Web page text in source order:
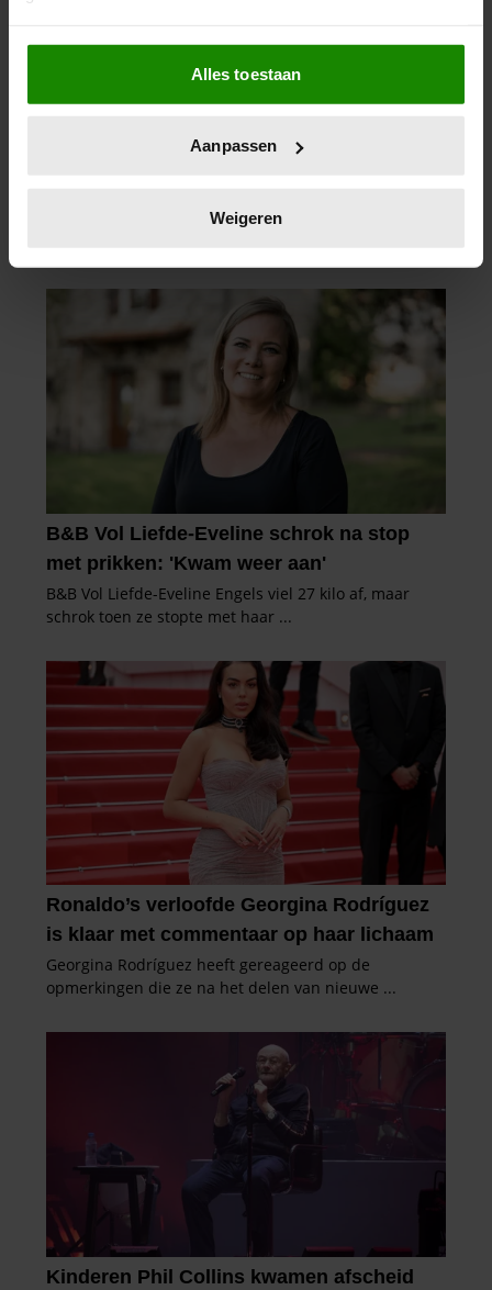
Als u het toestaat, willen we ook graag:
Informatie verzamelen over uw geografische
locatie, die tot een paar meter nauwkeurig kan zijn
scannen op specifieke eigenschappen (fingerprinting)
verwerkt en stel uw voorkeuren in het
intrekken in de Cookieverklaring.
We gebruiken cookies om content en advertenties te
personaliseren, om functies voor social media te bieden
en om ons websiteverkeer te analyseren. Ook delen we
informatie over uw gebruik van onze site met onze
partners voor social media, adverteren en analyse. Deze
partners kunnen deze gegevens combineren met andere
informatie die u aan ze heeft verstrekt of die ze hebben
verzameld op basis van uw gebruik van hun services. U
gaat akkoord met onze cookies als u onze website blijft
gebruiken.
Alles toestaan
Aanpassen
Weigeren